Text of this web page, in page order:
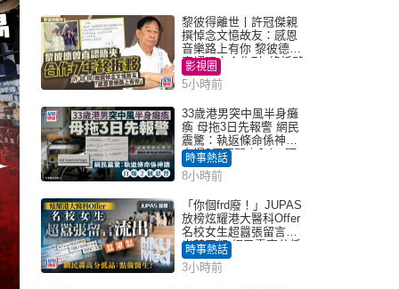
黎彼得離世丨許冠傑親
撰悼念文憶故友：感恩
音樂路上有你 黎彼德曾
直認唔夾合作7年終拆夥
影視圈
5小時前
33歲港男突中風半身癱
瘓 母拖3日先報警 網民
震驚：執返條命係神蹟
自爆2個惡習｜Juicy叮
時事熱話
8小時前
「你個frd廢！」JUPAS
放榜炫耀港大醫科Offer
名校女生超囂張留言流
出惹眾怒 網民轟高分低
品：點做醫生？｜Juicy
叮
時事熱話
3小時前